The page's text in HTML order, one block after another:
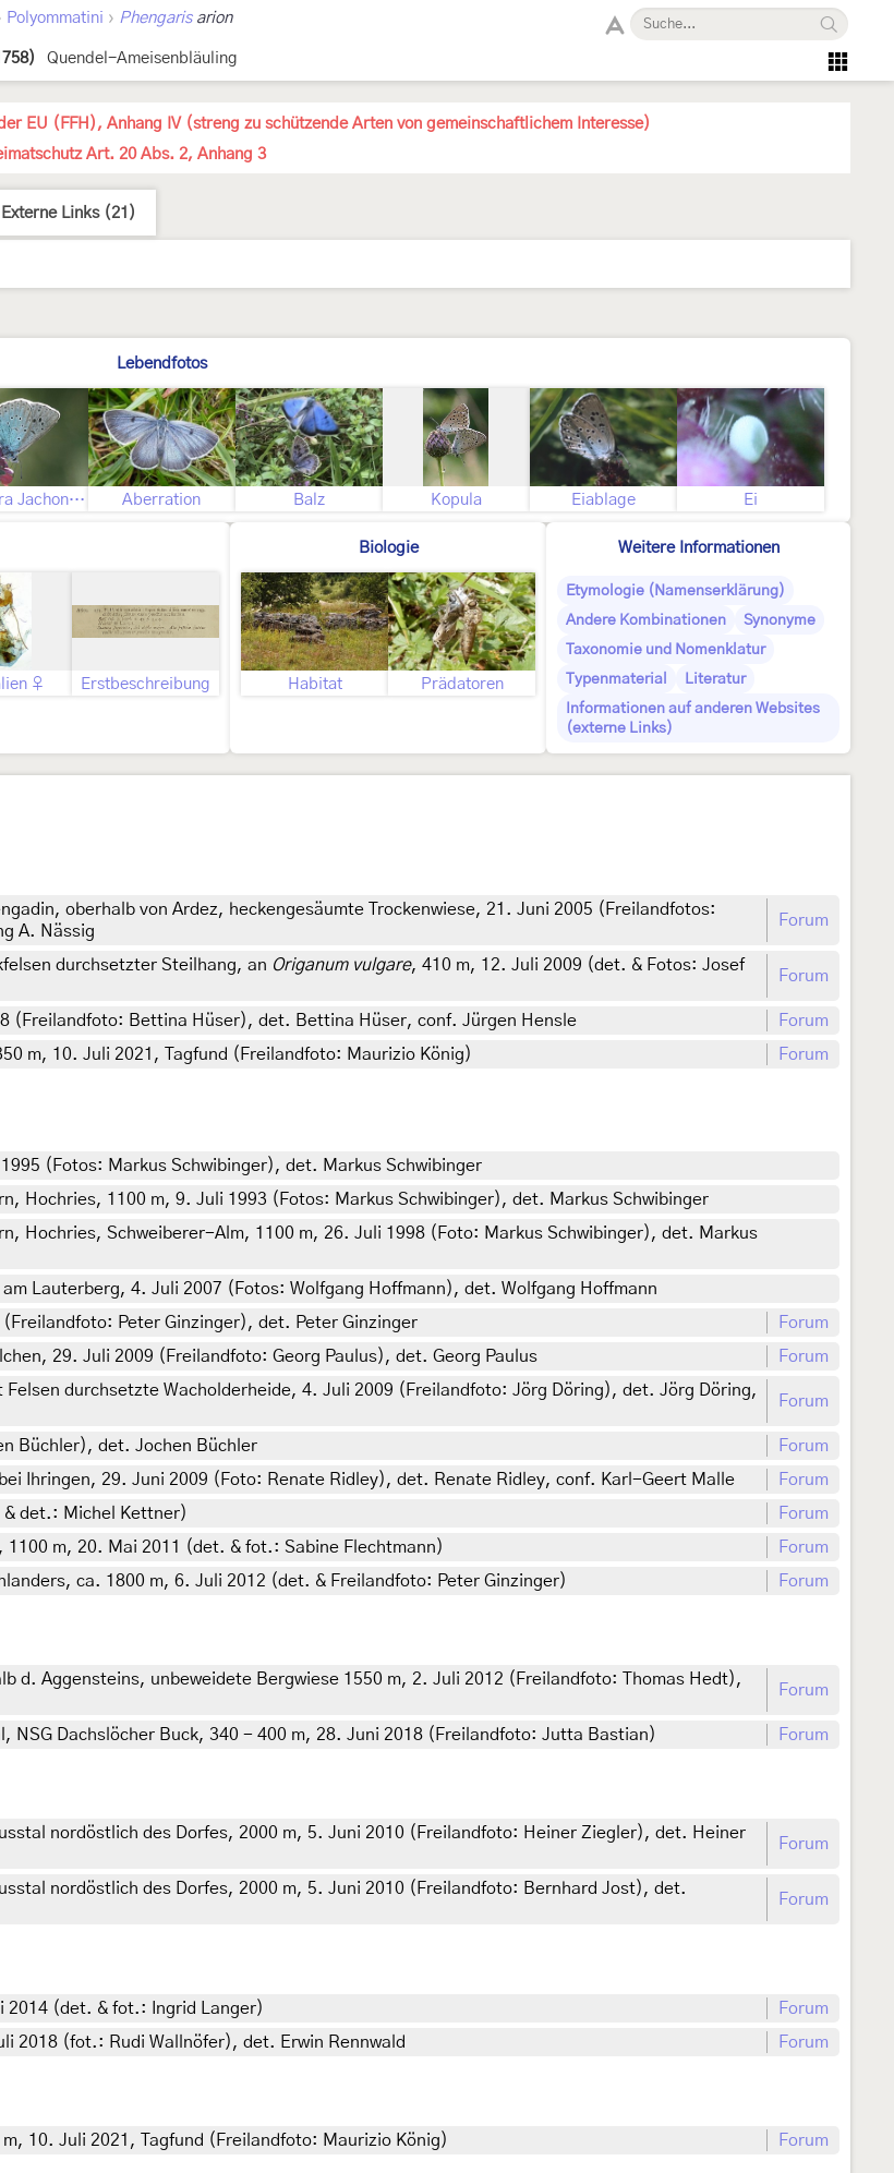
Polyommatini › Phengarisarion
Quendel-Ameisenbläuling
EU (FFH), Anhang IV (streng zu schützende Arten von gemeinschaftlichem Interesse)
Art. 20 Abs. 2, Anhang 3
Externe Links (21)
Lebendfotos
Ssp. zara Jachontov, 1935 Aberration Balz Kopula Eiablage Ei
♀ Erstbeschreibung
Biologie
Habitat Prädatoren
Weitere Informationen
Etymologie (Namenserklärung)
Andere Kombinationen
Synonyme
Taxonomie und Nomenklatur
Typenmaterial
Literatur
Informationen auf anderen Websites
(externe Links)
oberhalb von Ardez, heckengesäumte Trockenwiese, 21. Juni 2005 (Freilandfotos:
A. Nässig
Forum
durchsetzter Steilhang, an Origanum vulgare, 410 m, 12. Juli 2009 (det. & Fotos: Josef
Forum
(Freilandfoto: Bettina Hüser), det. Bettina Hüser, conf. Jürgen Hensle
Forum
m, 10. Juli 2021, Tagfund (Freilandfoto: Maurizio König) Forum
(Fotos: Markus Schwibinger), det. Markus Schwibinger
Hochries, 1100 m, 9. Juli 1993 (Fotos: Markus Schwibinger), det. Markus Schwibinger
Hochries, Schweiberer-Alm, 1100 m, 26. Juli 1998 (Foto: Markus Schwibinger), det. Markus
Lauterberg, 4. Juli 2007 (Fotos: Wolfgang Hoffmann), det. Wolfgang Hoffmann
Peter Ginzinger), det. Peter Ginzinger
Forum
29. Juli 2009 (Freilandfoto: Georg Paulus), det. Georg Paulus
Forum
durchsetzte Wacholderheide, 4. Juli 2009 (Freilandfoto: Jörg Döring), det. Jörg Döring,
Forum
Büchler), det. Jochen Büchler
Forum
Ihringen, 29. Juni 2009 (Foto: Renate Ridley), det. Renate Ridley, conf. Karl-Geert Malle
Forum
det.: Michel Kettner)
Forum
m, 20. Mai 2011 (det. & fot.: Sabine Flechtmann)
Forum
ca. 1800 m, 6. Juli 2012 (det. & Freilandfoto: Peter Ginzinger) Forum
d. Aggensteins, unbeweidete Bergwiese 1550 m, 2. Juli 2012 (Freilandfoto: Thomas Hedt),
Forum
NSG Dachslöcher Buck, 340 - 400 m, 28. Juni 2018 (Freilandfoto: Jutta Bastian) Forum
nordöstlich des Dorfes, 2000 m, 5. Juni 2010 (Freilandfoto: Heiner Ziegler), det. Heiner
Forum
nordöstlich des Dorfes, 2000 m, 5. Juni 2010 (Freilandfoto: Bernhard Jost), det.
Forum
2014 (det. & fot.: Ingrid Langer)
Forum
2018 (fot.: Rudi Wallnöfer), det. Erwin Rennwald Forum
10. Juli 2021, Tagfund (Freilandfoto: Maurizio König) Forum